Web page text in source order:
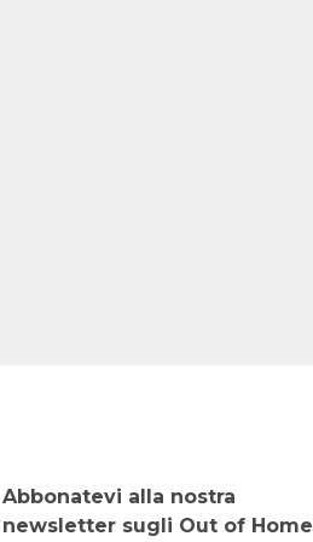
Abbonatevi alla nostra
newsletter sugli Out of Home